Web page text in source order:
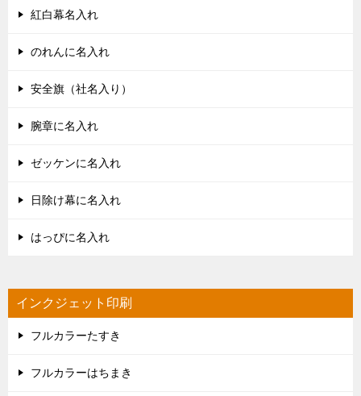
紅白幕名入れ
のれんに名入れ
安全旗（社名入り）
腕章に名入れ
ゼッケンに名入れ
日除け幕に名入れ
はっぴに名入れ
インクジェット印刷
フルカラーたすき
フルカラーはちまき